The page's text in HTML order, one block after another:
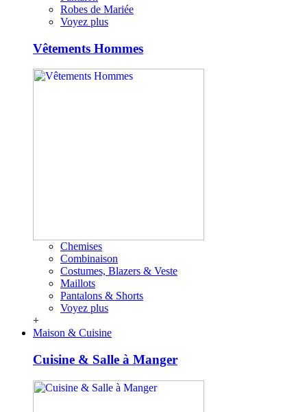
Robes de Mariée
Voyez plus
Vêtements Hommes
Chemises
Combinaison
Costumes, Blazers & Veste
Maillots
Pantalons & Shorts
Voyez plus
+
Maison & Cuisine
Cuisine & Salle à Manger